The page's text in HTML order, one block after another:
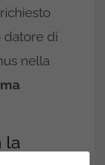
datore di
nella
la